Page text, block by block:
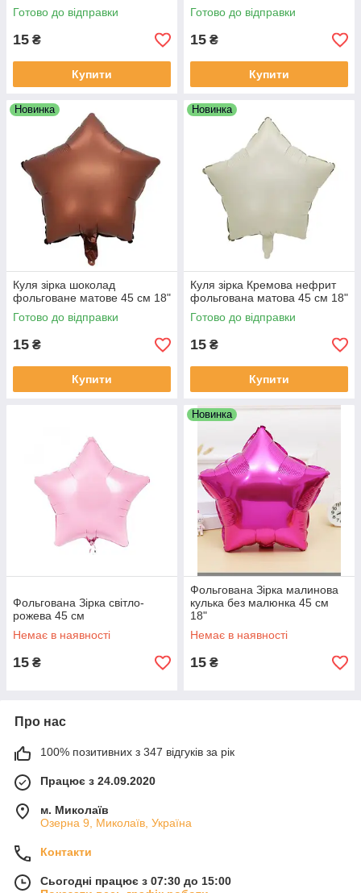
Готово до відправки
15 ₴
Купити
Готово до відправки
15 ₴
Купити
Новинка
Куля зірка шоколад
фольговане матове 45 см 18"
Готово до відправки
15 ₴
Купити
Новинка
Куля зірка Кремова нефрит
фольгована матова 45 см 18"
Готово до відправки
15 ₴
Купити
Фольгована Зірка світло-
рожева 45 см
Немає в наявності
15 ₴
Новинка
Фольгована Зірка малинова
кулька без малюнка 45 см
18"
Немає в наявності
15 ₴
Про нас
100% позитивних з 347 відгуків за рік
Працює з 24.09.2020
м. Миколаїв
Озерна 9, Миколаїв, Україна
Контакти
Сьогодні працює з 07:30 до 15:00